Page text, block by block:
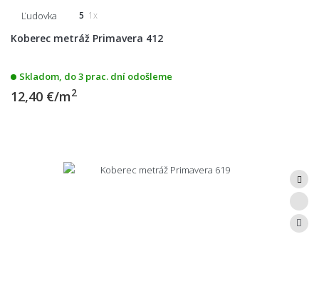
Ľudovka 5 1x
Koberec metráž Primavera 412
Skladom, do 3 prac. dní odošleme
12,40 €/m2